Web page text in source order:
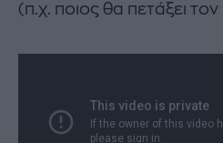
(π.χ. ποιος θα πετάξει